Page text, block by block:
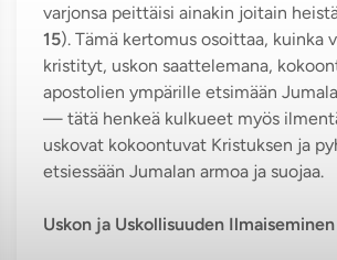
varjonsa peittäisi ainakin joitain
15). Tämä kertomus osoittaa, kuinka
kristityt, uskon saattelemana,
apostolien ympärille etsimään
— tätä henkeä kulkueet myös
uskovat kokoontuvat Kristuksen ja
etsiessään Jumalan armoa ja suojaa.
Uskon ja Uskollisuuden Ilmaiseminen